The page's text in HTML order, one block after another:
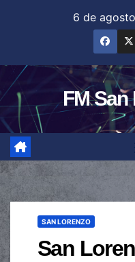
6 de
FM San
SAN LORENZO
San